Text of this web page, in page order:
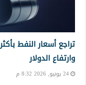
وارتفاع الدولار
24 يونيو, 2026 8:32 م